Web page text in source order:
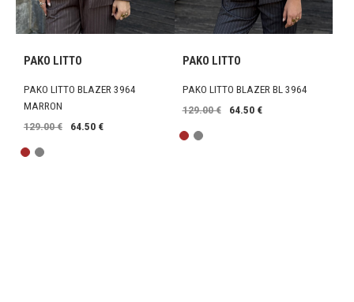
PAKO LITTO
PAKO LITTO BLAZER 3964
MARRON
129.00 €
64.50 €
PAKO LITTO
PAKO LITTO BLAZER BL 3964
129.00 €
64.50 €